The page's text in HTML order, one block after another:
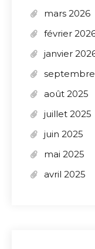
mars 2026
février
janvier
septembre
août 2025
juillet 2025
juin 2025
mai 2025
avril 2025